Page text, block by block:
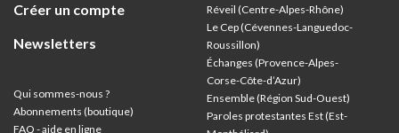
Créer un compte
Newsletters
Qui sommes-nous ?
Abonnements (boutique)
FAQ - aide en ligne
Réveil (Centre-Alpes-Rhône)
Le Cep (Cévennes-Languedoc-
Roussillon)
Échanges (Provence-Alpes-
Corse-Côte-d’Azur)
Ensemble (Région Sud-Ouest)
Paroles protestantes Est (Est-